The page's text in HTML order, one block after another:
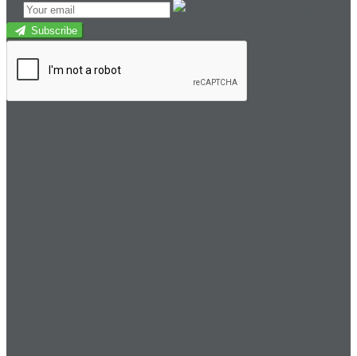
Subscribe